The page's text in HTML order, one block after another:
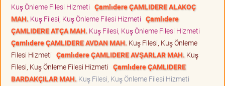
Kuş Önleme Filesi Hizmeti Çamlıdere ÇAMLIDERE ALAKOÇ
MAH. Kuş Filesi, Kuş Önleme Filesi Hizmeti Çamlıdere
ÇAMLIDERE ATÇA MAH. Kuş Filesi, Kuş Önleme Filesi Hizmeti
Çamlıdere ÇAMLIDERE AVDAN MAH. Kuş Filesi, Kuş Önleme
Filesi Hizmeti Çamlıdere ÇAMLIDERE AVŞARLAR MAH. Kuş
Filesi, Kuş Önleme Filesi Hizmeti Çamlıdere ÇAMLIDERE
BARDAKÇILAR MAH. Kuş Filesi, Kuş Önleme Filesi Hizmeti